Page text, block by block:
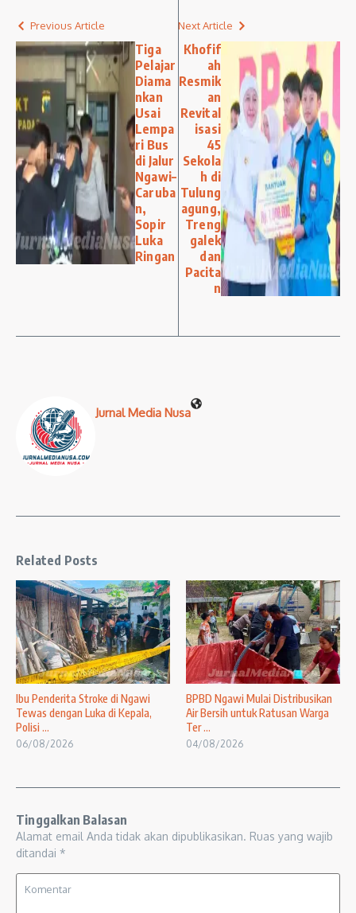
Previous Article
Tiga
Pelajar
Diama
nkan
Usai
Lempa
ri Bus
di Jalur
Ngawi–
Caruba
n,
Sopir
Luka
Ringan
Next Article
Khofif
ah
Resmik
an
Revital
isasi
45
Sekola
h di
Tulung
agung,
Treng
galek
dan
Pacita
n
Jurnal Media Nusa
Related Posts
Ibu Penderita Stroke di Ngawi
Tewas dengan Luka di Kepala,
Polisi ...
06/08/2026
BPBD Ngawi Mulai Distribusikan
Air Bersih untuk Ratusan Warga
Ter ...
04/08/2026
Tinggalkan Balasan
Alamat email Anda tidak akan dipublikasikan. Ruas yang wajib
ditandai *